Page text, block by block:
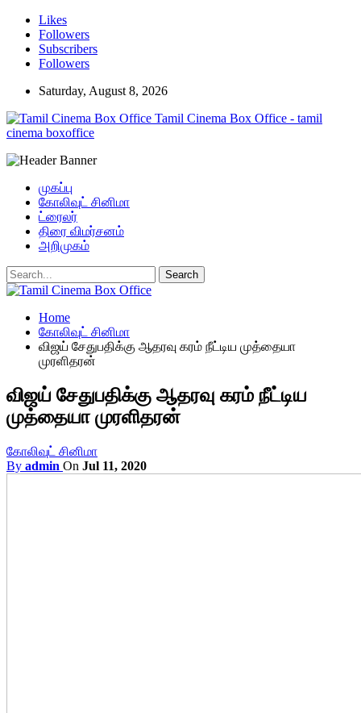
Likes
Followers
Subscribers
Followers
Saturday, August 8, 2026
Tamil Cinema Box Office - tamil
cinema boxoffice
முகப்பு
கோலிவுட் சினிமா
ட்ரைலர்
திரை விமர்சனம்
அறிமுகம்
Home
கோலிவுட் சினிமா
விஜய் சேதுபதிக்கு ஆதரவு கரம் நீட்டிய முத்தையா
முரளிதரன்
விஜய் சேதுபதிக்கு ஆதரவு கரம் நீட்டிய
முத்தையா முரளிதரன்
கோலிவுட் சினிமா
By admin On Jul 11, 2020